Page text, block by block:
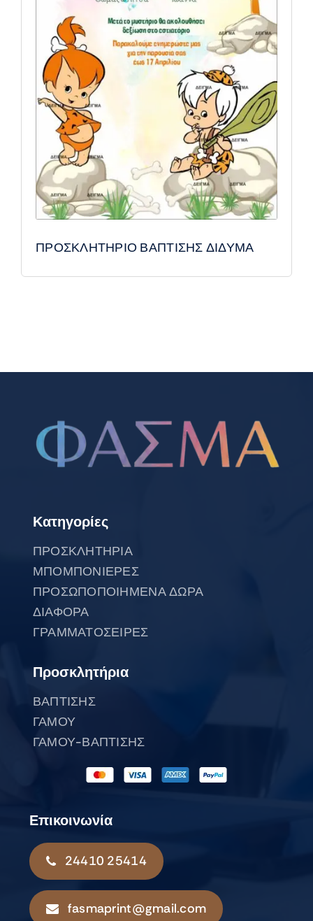
ΠΡΟΣΚΛΗΤΗΡΙΟ ΒΑΠΤΙΣΗΣ ΔΙΔΥΜΑ
Κατηγορίες
ΠΡΟΣΚΛΗΤΗΡΙΑ
ΜΠΟΜΠΟΝΙΕΡΕΣ
ΠΡΟΣΩΠΟΠΟΙΗΜΕΝΑ ΔΩΡΑ
ΔΙΑΦΟΡΑ
ΓΡΑΜΜΑΤΟΣΕΙΡΕΣ
Προσκλητήρια
ΒΑΠΤΙΣΗΣ
ΓΑΜΟΥ
ΓΑΜΟΥ-ΒΑΠΤΙΣΗΣ
Επικοινωνία
24410 25414
fasmaprint@gmail.com